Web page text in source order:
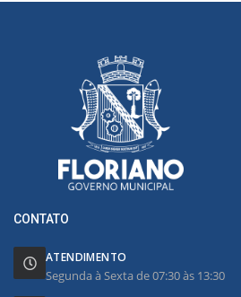
CONTATO
ATENDIMENTO
Segunda à Sexta de 07:30 às 13:30